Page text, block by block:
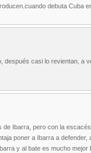
debuta Cuba
después casi lo revientan, a
Ibarra, pero con la
poner a Ibarra a
y al bate es mucho